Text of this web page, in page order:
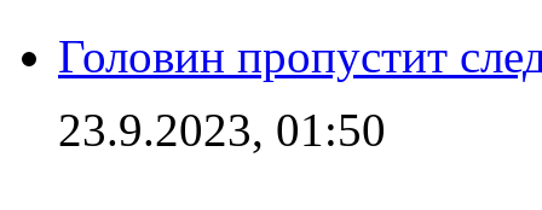
Головин пропустит
23.9.2023, 01:50